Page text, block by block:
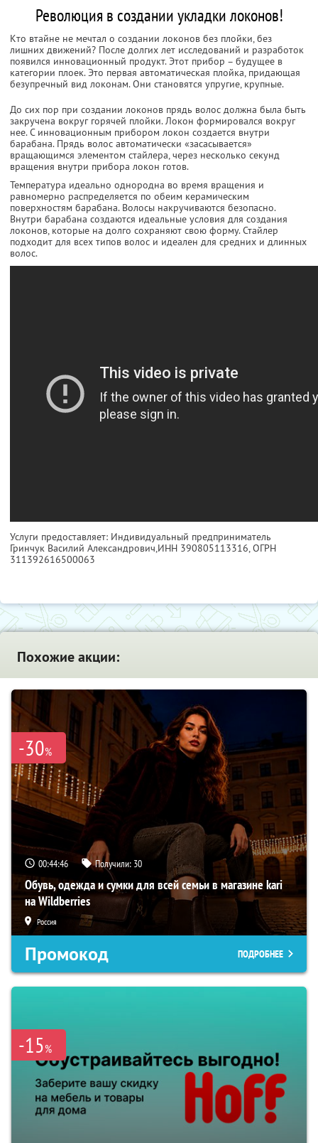
Революция в создании укладки локонов!
Кто втайне не мечтал о создании локонов без плойки, без
лишних движений? После долгих лет исследований и разработок
появился инновационный продукт. Этот прибор – будущее в
категории плоек. Это первая автоматическая плойка, придающая
безупречный вид локонам. Они становятся упругие, крупные.
До сих пор при создании локонов прядь волос должна была быть
закручена вокруг горячей плойки. Локон формировался вокруг
нее. С инновационным прибором локон создается внутри
барабана. Прядь волос автоматически «засасывается»
вращающимся элементом стайлера, через несколько секунд
вращения внутри прибора локон готов.
Температура идеально однородна во время вращения и
равномерно распределяется по обеим керамическим
поверхностям барабана. Волосы накручиваются безопасно.
Внутри барабана создаются идеальные условия для создания
локонов, которые на долго сохраняют свою форму. Стайлер
подходит для всех типов волос и идеален для средних и длинных
волос.
Услуги предоставляет: Индивидуальный предприниматель
Гринчук Василий Александрович,ИНН 390805113316, ОГРН
311392616500063
Похожие акции:
-30%
00:44:45 Получили: 30
Обувь, одежда и сумки для всей семьи в магазине kari
на Wildberries
Россия
Промокод ПОДРОБНЕЕ
-15%